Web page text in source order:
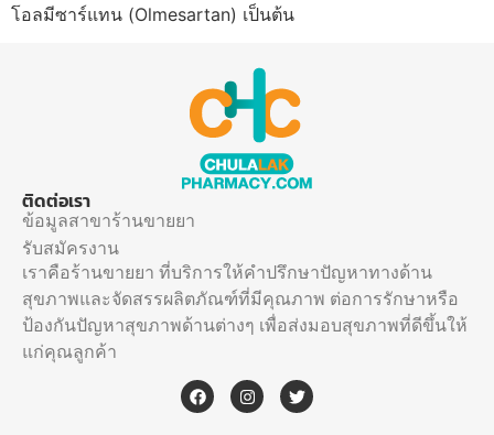
โอลมีซาร์แทน (Olmesartan) เป็นต้น
ติดต่อเรา
ข้อมูลสาขาร้านขายยา
รับสมัครงาน
เราคือร้านขายยา ที่บริการให้คำปรึกษาปัญหาทางด้าน
สุขภาพและจัดสรรผลิตภัณฑ์ที่มีคุณภาพ ต่อการรักษาหรือ
ป้องกันปัญหาสุขภาพด้านต่างๆ เพื่อส่งมอบสุขภาพที่ดีขึ้นให้
แก่คุณลูกค้า